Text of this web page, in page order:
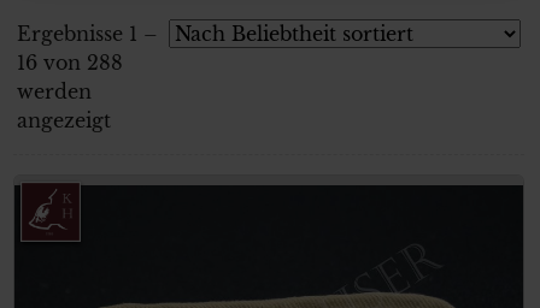
Ergebnisse 1 –
16 von 288
werden
angezeigt